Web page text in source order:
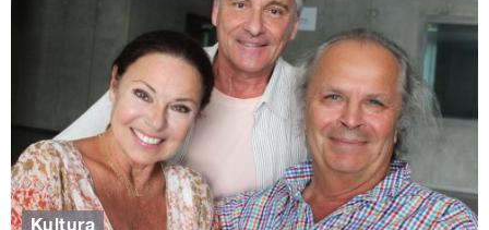
Kultura